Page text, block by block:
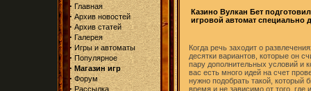
· Главная
· Архив новостей
· Архив статей
· Галерея
· Игры и автоматы
· Популярное
· Магазин игр
· Форум
· Рассылка
Казино Вулкан Бет
игровой автомат специально
Когда речь заходит о
десятки вариантов, которые он
пару дополнительных условий и
вас есть много идей на счет
нужно подобрать такой, который
время и не зависимо от того, где